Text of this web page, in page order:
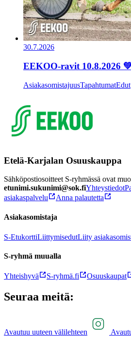
30.7.2026
EEKOO-ravit 10.8.2026
AsiakasomistajuusTapahtumatEdut
Etelä-Karjalan Osuuskauppa
Sähköpostiosoitteet S-ryhmässä ovat
etunimi.sukunimi@sok.fiYhteystiedot
asiakaspalvelu
Anna palautetta
Asiakasomistaja
S-EtukorttiLiittymisedutLiity
S-ryhmä muualla
Yhteishyvä S-ryhmä.fi Osuuskaupat
Seuraa meitä:
Avautuu uuteen välilehteen